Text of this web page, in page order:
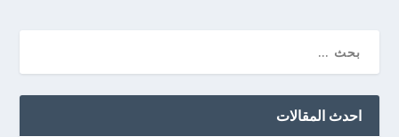
احدث المقالات